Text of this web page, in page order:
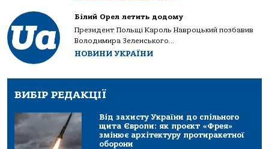
Білий Орел летить додому
Президент Польщі Кароль Навроцький позбавив
Володимира Зеленського...
НОВИНИ УКРАЇНИ
ВИБІР РЕДАКЦІЇ
Від захисту України до спільного
щита Європи: як проєкт «Фрея»
змінює архітектуру протиракетної
оборони